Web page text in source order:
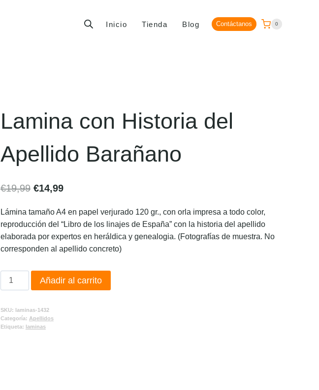
Inicio Tienda Blog Contáctanos 0
Lamina con Historia del
Apellido Barañano
€19,99 €14,99
Lámina tamaño A4 en papel verjurado 120 gr., con orla impresa a todo color,
reproducción del “Libro de los linajes de España” con la historia del apellido
elaborada por expertos en heráldica y genealogia. (Fotografías de muestra. No
corresponden al apellido concreto)
Añadir al carrito
SKU: laminas-1432
Categoría: Apellidos
Etiqueta: laminas